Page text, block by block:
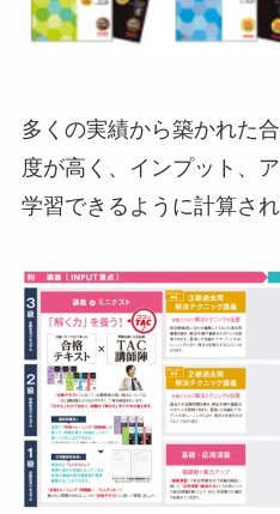
多くの実績から築かれた
度が高く、インプット、
学習できるように計算され